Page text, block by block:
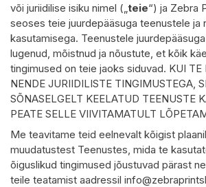
või juriidilise isiku nimel („teie“) ja Zebra
seoses teie juurdepääsuga teenustele ja
kasutamisega. Teenustele
lugenud, mõistnud ja nõustute, et kõik
tingimused on teie jaoks siduvad. KUI TE
NENDE JURIIDILISTE TINGIMUSTEGA,
SÕNASELGELT KEELATUD TEENUSTE
PEATE SELLE VIIVITAMATULT
Me teavitame teid eelnevalt kõigist
muudatustest Teenustes, mida te
õiguslikud tingimused jõustuvad pärast
teile teatamist aadressil